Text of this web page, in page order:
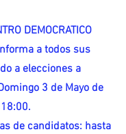
DEMOCRATICO
a todos sus
a elecciones a
3 de Mayo de
de candidatos: hasta